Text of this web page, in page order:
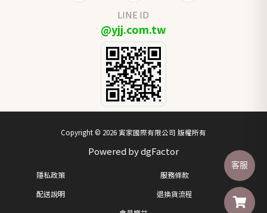
LINE ID
@yjj.com.tw
Copyright © 2026 寅家國際有限公司 版權所有
Powered by dgFactor
隱私政策
服務條款
配送說明
退換貨流程
客服